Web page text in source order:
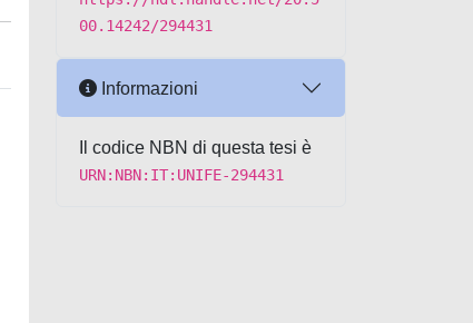
00.14242/294431
Informazioni
Il codice NBN di questa tesi è
URN:NBN:IT:UNIFE-294431